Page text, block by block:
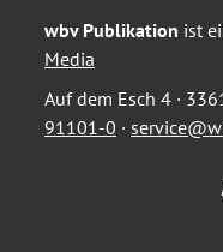
wbv Publikation ist
Media
Auf dem Esch 4 ·
91101-0 ·